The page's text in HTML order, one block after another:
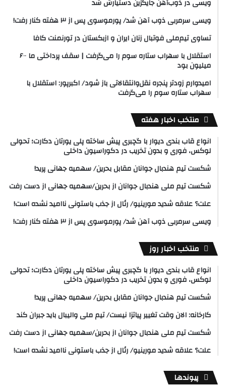
ویسی در ذوب‌آهن جایگزین دستیارش شد
ویسی سرمربی ذوب آهن شد/ پورموسوی پس از ۳ هفته کنار رفت!
تساوی تیم‌ملی فوتبال زنان ایران و ازبکستان در تورنمنت کافا
استقلال با سهراب ستاره سوم را می‌گرفت | سقف پرداختی ما ۶۰۰
میلیون بود
امیدوارم زودتر پنجره نقل‌وانتقالاتی باز شود/ اکبرپور: استقلال با
سهراب ستاره سوم را می‌گرفت
منتخب اخبار هفته
انواع قاب بندی دیوار با گچبری پیش ساخته پلی یورتان دکارت؛ تحولی
لوکس، فوری و بدون تخریب در دکوراسیون داخلی
شکست تیم هندبال جوانان مقابل بحرین/ سهمیه جهانی پرید!
شکست تیم ملی هندبال جوانان از بحرین/سهمیه جهانی از دست رفت
علت؟ علاقه شدید مورینیو/ رئال از جذب باستونی ناامید نشده است!
ویسی سرمربی ذوب آهن شد/ پورموسوی پس از ۳ هفته کنار رفت!
منتخب اخبار روز
انواع قاب بندی دیوار با گچبری پیش ساخته پلی یورتان دکارت؛ تحولی
لوکس، فوری و بدون تخریب در دکوراسیون داخلی
شکست تیم هندبال جوانان مقابل بحرین/ سهمیه جهانی پرید!
کارخانه: الان وقت تغییر پیاتزا نیست/ تیم ملی والیبال باید جبران کند
شکست تیم ملی هندبال جوانان از بحرین/سهمیه جهانی از دست رفت
علت؟ علاقه شدید مورینیو/ رئال از جذب باستونی ناامید نشده است!
پیوندها